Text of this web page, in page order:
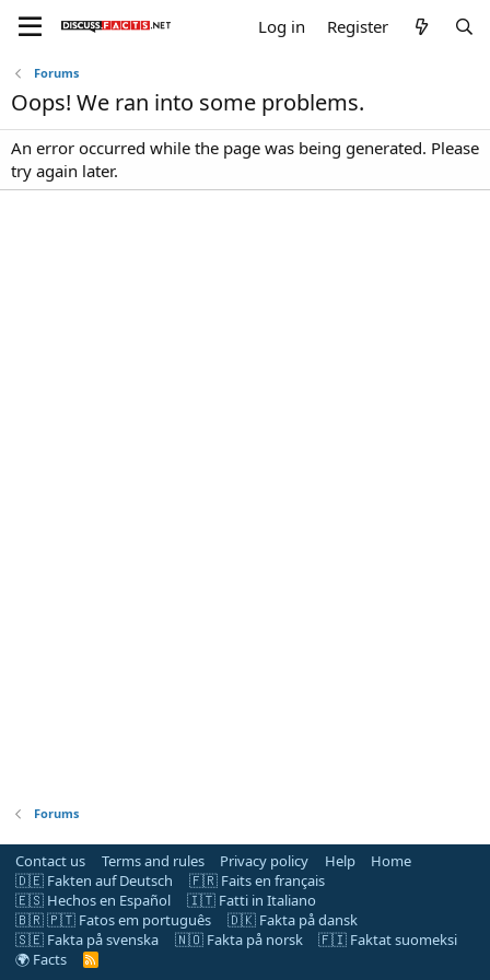
Log in Register
Forums
Oops! We ran into some problems.
An error occurred while the page was being generated. Please
try again later.
Forums
Contact us Terms and rules Privacy policy Help
Home
🇩🇪 Fakten auf Deutsch
🇫🇷 Faits en français
🇪🇸 Hechos en Español
🇮🇹 Fatti in Italiano
🇧🇷 🇵🇹 Fatos em português
🇩🇰 Fakta på dansk
🇸🇪 Fakta på svenska
🇳🇴 Fakta på norsk
🇫🇮 Faktat suomeksi
🌍 Facts
R